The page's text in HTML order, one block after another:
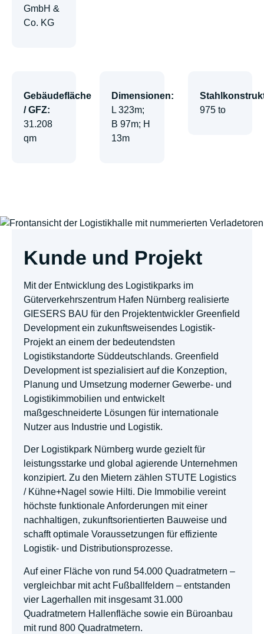
GmbH &
Co. KG
Gebäudefläche
/ GFZ:
31.208
qm
Dimensionen:
L 323m;
B 97m; H
13m
975 to
Kunde und Projekt
Mit der Entwicklung des Logistikparks im
Güterverkehrszentrum Hafen Nürnberg realisierte
GIESERS BAU für den Projektentwickler Greenfield
Development ein zukunftsweisendes Logistik-
Projekt an einem der bedeutendsten
Logistikstandorte Süddeutschlands. Greenfield
Development ist spezialisiert auf die Konzeption,
Planung und Umsetzung moderner Gewerbe- und
Logistikimmobilien und entwickelt
maßgeschneiderte Lösungen für internationale
Nutzer aus Industrie und Logistik.
Der Logistikpark Nürnberg wurde gezielt für
leistungsstarke und global agierende Unternehmen
konzipiert. Zu den Mietern zählen STUTE Logistics
/ Kühne+Nagel sowie Hilti. Die Immobilie vereint
höchste funktionale Anforderungen mit einer
nachhaltigen, zukunftsorientierten Bauweise und
schafft optimale Voraussetzungen für effiziente
Logistik- und Distributionsprozesse.
Auf einer Fläche von rund 54.000 Quadratmetern –
vergleichbar mit acht Fußballfeldern – entstanden
vier Lagerhallen mit insgesamt 31.000
Quadratmetern Hallenfläche sowie ein Büroanbau
mit rund 800 Quadratmetern.